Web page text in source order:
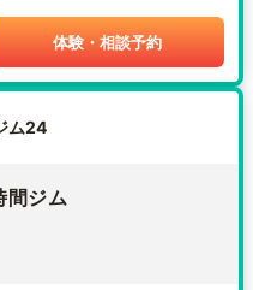
体験・相談予約
ム24
間ジム